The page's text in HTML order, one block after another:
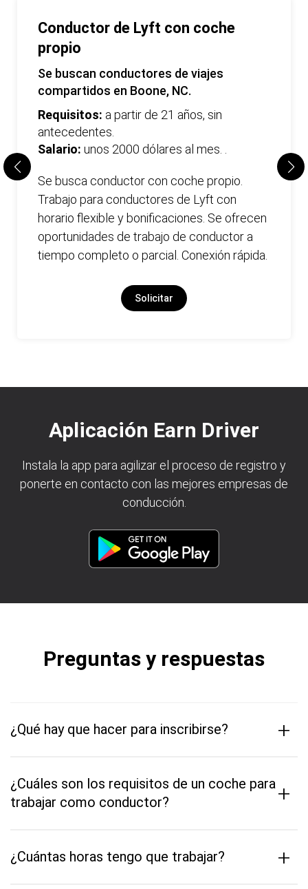
Conductor de Lyft con coche
propio
Se buscan conductores de viajes
compartidos en Boone, NC.
Requisitos: a partir de 21 años, sin
antecedentes.
Salario: unos 2000 dólares al mes. .
Se busca conductor con coche propio.
Trabajo para conductores de Lyft con
horario flexible y bonificaciones. Se ofrecen
oportunidades de trabajo de conductor a
tiempo completo o parcial. Conexión rápida.
Solicitar
Aplicación Earn Driver
Instala la app para agilizar el proceso de registro y
ponerte en contacto con las mejores empresas de
conducción.
Preguntas y respuestas
¿Qué hay que hacer para inscribirse? +
¿Cuáles son los requisitos de un coche para
trabajar como conductor?
+
¿Cuántas horas tengo que trabajar? +